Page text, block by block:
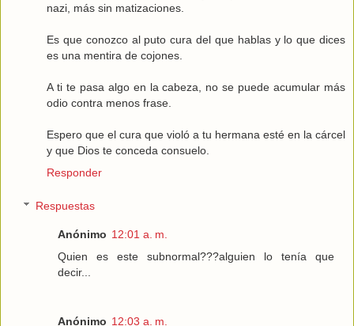
nazi, más sin matizaciones.
Es que conozco al puto cura del que hablas y lo que dices
es una mentira de cojones.
A ti te pasa algo en la cabeza, no se puede acumular más
odio contra menos frase.
Espero que el cura que violó a tu hermana esté en la cárcel
y que Dios te conceda consuelo.
Responder
Respuestas
Anónimo 12:01 a. m.
Quien es este subnormal???alguien lo tenía que
decir...
Anónimo 12:03 a. m.